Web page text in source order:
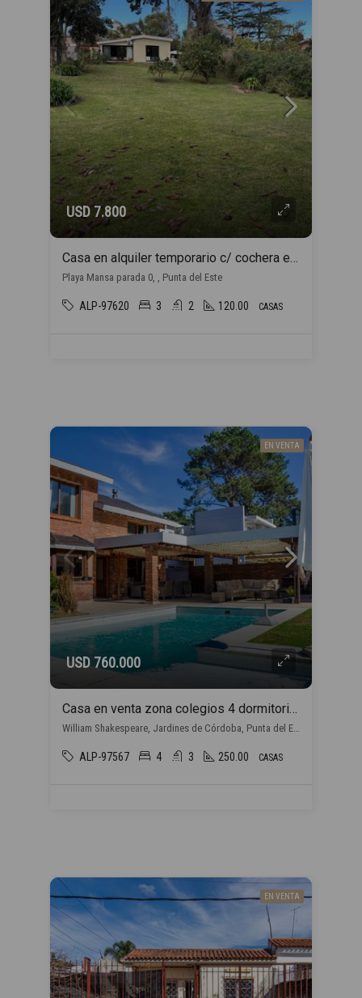
USD 7.800
Casa en alquiler temporario c/ cochera en Playa Mansa
Playa Mansa parada 0, , Punta del Este
ALP-97620 3 2 120.00 CASAS
EN VENTA
USD 760.000
Casa en venta zona colegios 4 dormitorios en Punta del Este
William Shakespeare, Jardines de Córdoba, Punta del Este
ALP-97567 4 3 250.00 CASAS
EN VENTA